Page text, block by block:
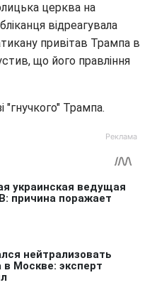
церква на
відреагувала
привітав Трампа в
що його правління
"гнучкого" Трампа.